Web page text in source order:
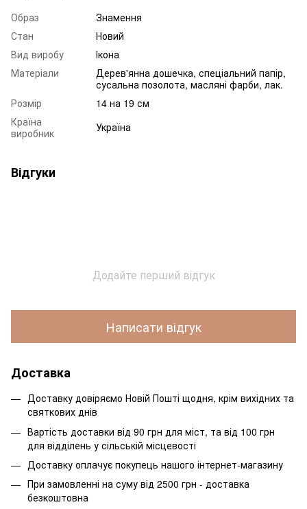
Образ
Знамення
Стан
Новий
Вид виробу
Ікона
Матеріали
Дерев'янна дошечка, спеціальний папір,
сусальна позолота, масляні фарби, лак.
Розмір
14 на 19 см
Країна
виробник
Україна
Відгуки
Додайте перший відгук
Написати відгук
Доставка
Доставку довіряємо Новій Пошті щодня, крім вихідних та
святкових днів
Вартість доставки від 90 грн для міст, та від 100 грн
для відділень у сільській місцевості
Доставку оплачує покупець нашого інтернет-магазину
При замовленні на суму від 2500 грн - доставка
безкоштовна